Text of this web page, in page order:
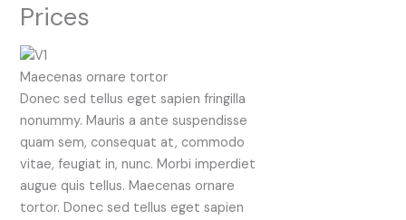
Prices
Maecenas ornare tortor
Donec sed tellus eget sapien fringilla
nonummy. Mauris a ante suspendisse
quam sem, consequat at, commodo
vitae, feugiat in, nunc. Morbi imperdiet
augue quis tellus. Maecenas ornare
tortor. Donec sed tellus eget sapien